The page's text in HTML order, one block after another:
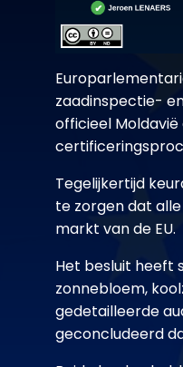
zaadinspectie-
officieel
Tegelijkertijd
te zorgen dat
markt van de EU.
Het besluit heeft
zonnebloem,
gedetailleerde
geconcludeerd